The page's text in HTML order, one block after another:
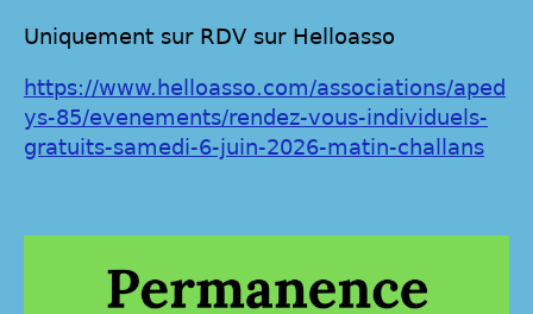
Uniquement sur RDV sur Helloasso
https://www.helloasso.com/associations/aped
ys-85/evenements/rendez-vous-individuels-
gratuits-samedi-6-juin-2026-matin-challans